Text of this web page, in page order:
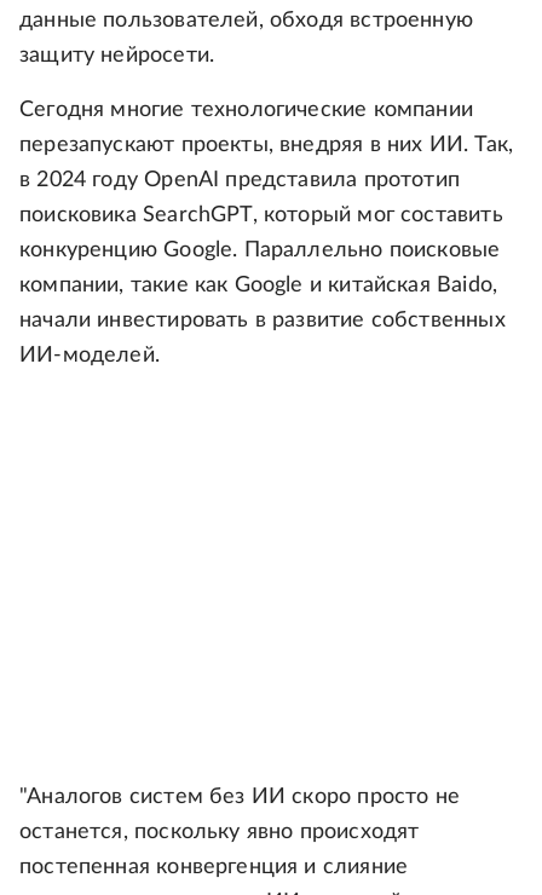
данные пользователей, обходя встроенную
защиту нейросети.
Сегодня многие технологические компании
перезапускают проекты, внедряя в них ИИ. Так,
в 2024 году OpenAI представила прототип
поисковика SearchGPT, который мог составить
конкуренцию Google. Параллельно поисковые
компании, такие как Google и китайская Baido,
начали инвестировать в развитие собственных
ИИ-моделей.
"Аналогов систем без ИИ скоро просто не
останется, поскольку явно происходят
постепенная конвергенция и слияние